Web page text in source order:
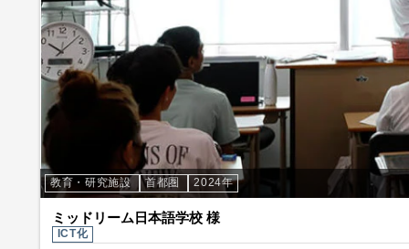
教育・研究施設 首都圏 2024年
ミッドリーム日本語学校 様
ICT化